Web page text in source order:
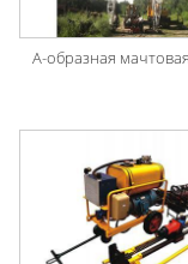
А-образная